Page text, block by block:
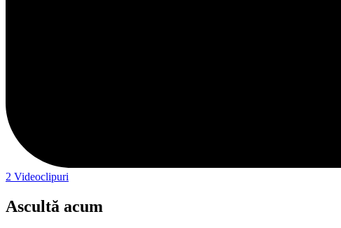
2 Videoclipuri
Ascultă acum